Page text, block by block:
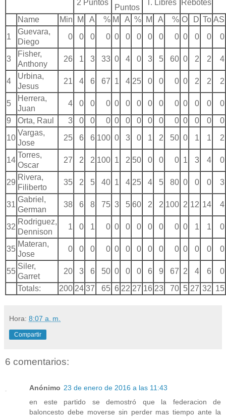
2 Puntos
Puntos
T. Libres
Rebotes
Name
Min M A % M A % M A % O D To AS
1
Guevara,
Diego
0 0 0 0 0 0 0 0 0 0 0 0 0 0
3
Fisher,
Anthony
26 1 3 33 0 4 0 3 5 60 0 2 2 4
4
Urbina,
Jesus
21 4 6 67 1 4 25 0 0 0 0 2 2 2
5
Herrera,
Juan
4 0 0 0 0 0 0 0 0 0 0 0 0
0
9
Orta, Raul 3 0 0 0 0 0 0 0 0 0 0 0 0
0
10
Vargas,
Jose
25 6 6 100 0 3 0 1 2 50 0 1 1 2
14
Torres,
Oscar
27 2 2 100 1 2 50 0 0 0 1 3 4 0
29
Rivera,
Filiberto
35 2 5 40 1 4 25 4 5 80 0 0 0 3
31
Gabriel,
German
38 6 8 75 3 5 60 2 2 100 2 12 14 4
32
Rodriguez,
Dennison
1 0 1 0 0 0 0 0 0 0 0 1 1 0
35
Materan,
Jose
0 0 0 0 0 0 0 0 0 0 0 0 0 0
55
Siler,
Garret
20 3 6 50 0 0 0 6 9 67 2 4 6
0
Totals:
200 24 37 65 6 22 27 16 23 70 5 27 32 15
Hora: 8:07 a. m.
Compartir
6 comentarios:
Anónimo 23 de enero de 2016 a las 11:43
en este partido se demostró que la federacion de
baloncesto debe moverse sin perder mas tiempo ante la